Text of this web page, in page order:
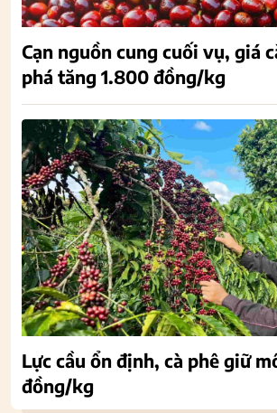
Cạn nguồn cung cuối vụ, giá
phá tăng 1.800 đồng/kg
Lực cầu ổn định, cà phê giữ
đồng/kg